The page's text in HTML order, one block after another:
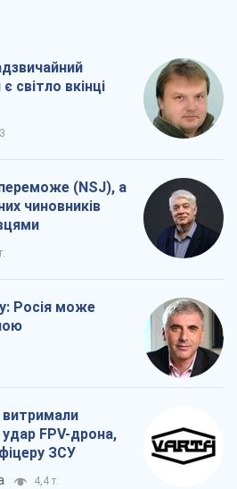
світло вкінці
(NSJ), а
чиновників
Росія може
удар FPV-дрона,
ЗСУ
4,4 т.